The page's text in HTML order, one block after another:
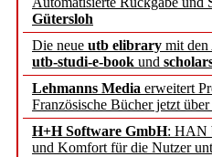
Gütersloh
Die neue utb elibrary mit den
utb-studi-e-book und
Lehmanns Media erweitert
Französische Bücher jetzt
H+H Software GmbH: HAN
und Komfort für die Nutzer
besser zu